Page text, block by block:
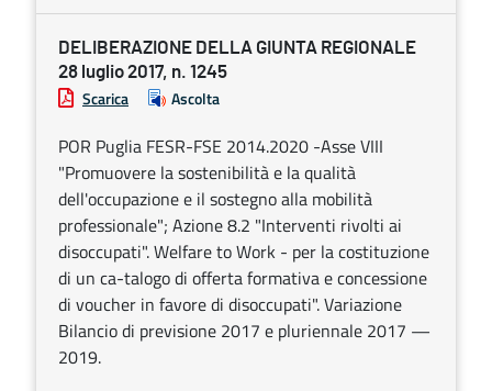
DELIBERAZIONE DELLA GIUNTA REGIONALE
28 luglio 2017, n. 1245
Scarica Ascolta
POR Puglia FESR-FSE 2014.2020 -Asse VIII
"Promuovere la sostenibilità e la qualità
dell'occupazione e il sostegno alla mobilità
professionale"; Azione 8.2 "Interventi rivolti ai
disoccupati". Welfare to Work - per la costituzione
di un ca-talogo di offerta formativa e concessione
di voucher in favore di disoccupati". Variazione
Bilancio di previsione 2017 e pluriennale 2017 —
2019.